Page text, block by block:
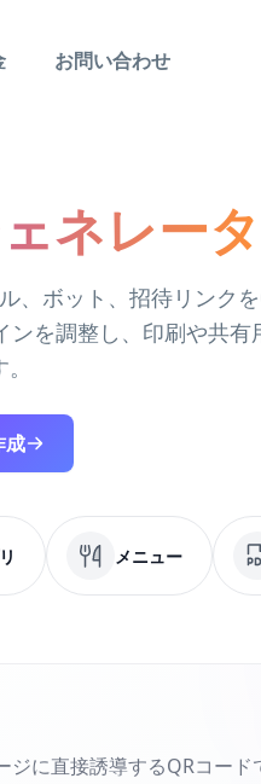
お問い合わせ
ネレータ
、ボット、招待リンク
を調整し、印刷や共有
成
メニュー
に直接誘導するQRコード